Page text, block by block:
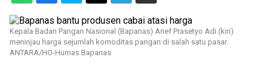
Kepala Badan Pangan Nasional (Bapanas) Arief Prasetyo Adi (kiri)
meninjau harga sejumlah komoditas pangan di salah satu pasar.
ANTARA/HO-Humas Bapanas